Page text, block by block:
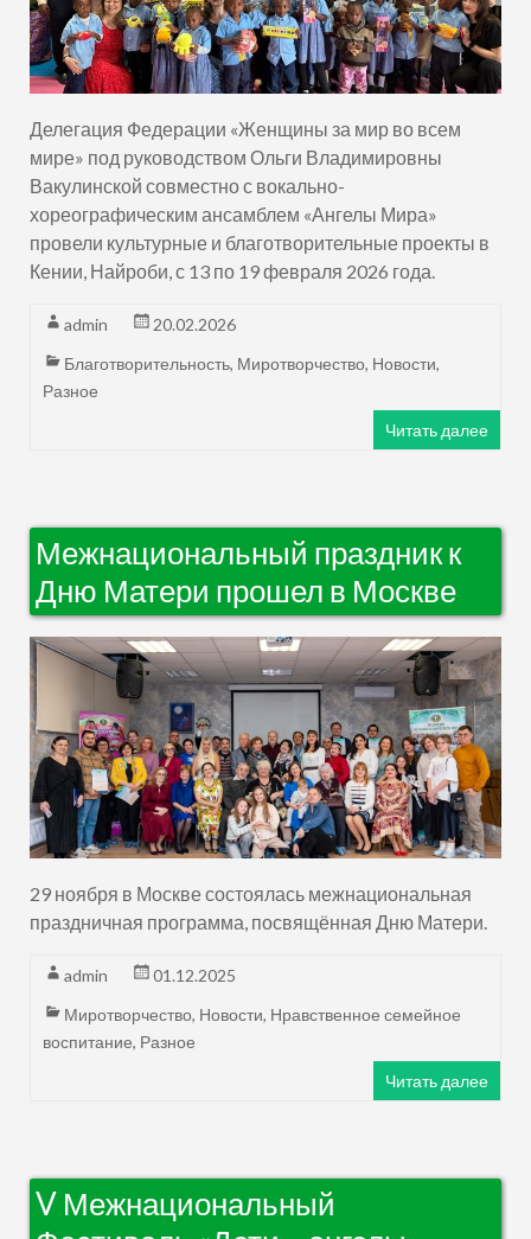
Делегация Федерации «Женщины за мир во всем
мире» под руководством Ольги Владимировны
Вакулинской совместно с вокально-
хореографическим ансамблем «Ангелы Мира»
провели культурные и благотворительные проекты в
Кении, Найроби, с 13 по 19 февраля 2026 года.
admin
20.02.2026
Благотворительность, Миротворчество, Новости,
Разное
Читать далее
Межнациональный праздник к
Дню Матери прошел в Москве
29 ноября в Москве состоялась межнациональная
праздничная программа, посвящённая Дню Матери.
admin
01.12.2025
Миротворчество, Новости, Нравственное семейное
воспитание, Разное
Читать далее
V Межнациональный